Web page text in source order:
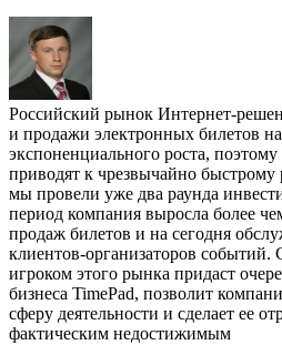
Российский рынок Интернет-
и продажи электронных билетов
экспоненциального роста,
приводят к чрезвычайно быстрому
мы провели уже два раунда
период компания выросла более
продаж билетов и на сегодня
клиентов-организаторов
игроком этого рынка придаст
бизнеса TimePad, позволит
сферу деятельности и сделает ее
фактическим недостижимым